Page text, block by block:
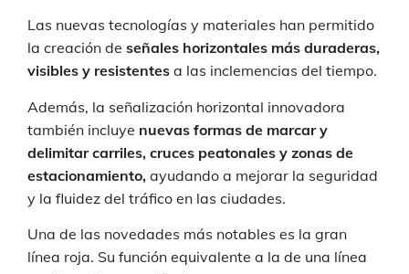
Las nuevas tecnologías y materiales han permitido
la creación de señales horizontales más duraderas,
visibles y resistentes a las inclemencias del tiempo.
Además, la señalización horizontal innovadora
también incluye nuevas formas de marcar y
delimitar carriles, cruces peatonales y zonas de
estacionamiento, ayudando a mejorar la seguridad
y la fluidez del tráfico en las ciudades.
Una de las novedades más notables es la gran
línea roja. Su función equivalente a la de una línea